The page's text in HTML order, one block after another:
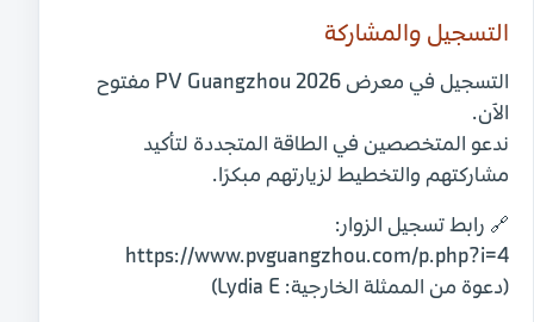
التسجيل والمشاركة
التسجيل في معرضPV Guangzhou 2026 مفتوح
الآن.
ندعو المتخصصين في الطاقة المتجددة لتأكيد
مشاركتهم والتخطيط لزيارتهم مبكرًا.
🔗 رابط تسجيل الزوار:
https://www.pvguangzhou.com/p.php?i=4
(دعوة من الممثلة الخارجية:Lydia E
)